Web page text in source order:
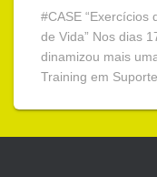
#CASE “Exercícios
de Vida” Nos dias
dinamizou mais
Training em